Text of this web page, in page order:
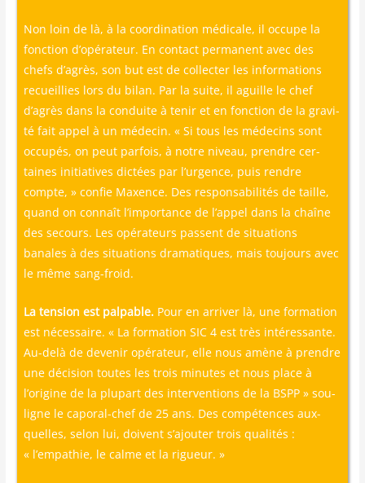
Non loin de là, à la coor­di­na­tion médi­cale, il occupe la
fonc­tion d’opérateur. En contact per­ma­nent avec des
chefs d’agrès, son but est de col­lec­ter les infor­ma­tions
recueillies lors du bilan. Par la suite, il aguille le chef
d’agrès dans la conduite à tenir et en fonc­tion de la gra­vi­
té fait appel à un méde­cin. « Si tous les méde­cins sont
occu­pés, on peut par­fois, à notre niveau, prendre cer­
taines ini­tia­tives dic­tées par l’urgence, puis rendre
compte, » confie Maxence. Des res­pon­sa­bi­li­tés de taille,
quand on connaît l’importance de l’appel dans la chaîne
des secours. Les opé­ra­teurs passent de situa­tions
banales à des situa­tions dra­ma­tiques, mais tou­jours avec
le même sang-froid.
La ten­sion est pal­pable. Pour en arri­ver là, une for­ma­tion
est néces­saire. « La for­ma­tion SIC 4 est très inté­res­sante.
Au-delà de deve­nir opé­ra­teur, elle nous amène à prendre
une déci­sion toutes les trois minutes et nous place à
l’origine de la plu­part des inter­ven­tions de la BSPP » sou­
ligne le capo­ral-chef de 25 ans. Des com­pé­tences aux­
quelles, selon lui, doivent s’ajouter trois qua­li­tés :
« l’empathie, le calme et la rigueur. »